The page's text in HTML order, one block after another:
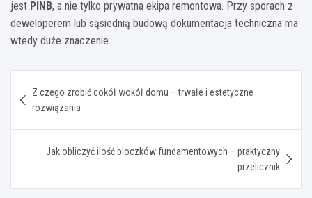
jest PINB, a nie tylko prywatna ekipa remontowa. Przy sporach z
deweloperem lub sąsiednią budową dokumentacja techniczna ma
wtedy duże znaczenie.
wpisu
Z czego zrobić cokół wokół domu – trwałe i estetyczne
rozwiązania
Jak obliczyć ilość bloczków fundamentowych – praktyczny
przelicznik